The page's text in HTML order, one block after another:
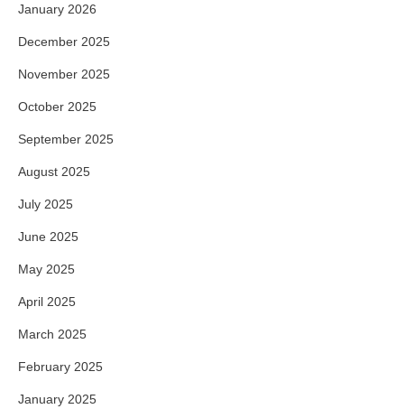
January 2026
December 2025
November 2025
October 2025
September 2025
August 2025
July 2025
June 2025
May 2025
April 2025
March 2025
February 2025
January 2025